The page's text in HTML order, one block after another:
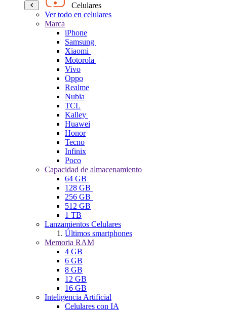
Celulares
Ver todo en celulares
Marca
iPhone
Samsung
Xiaomi
Motorola
Vivo
Oppo
Realme
Nubia
TCL
Kalley
Huawei
Honor
Tecno
Infinix
Poco
Capacidad de almacenamiento
64 GB
128 GB
256 GB
512 GB
1 TB
Lanzamientos Celulares
Últimos smartphones
Memoria RAM
4 GB
6 GB
8 GB
12 GB
16 GB
Inteligencia Artificial
Celulares con IA